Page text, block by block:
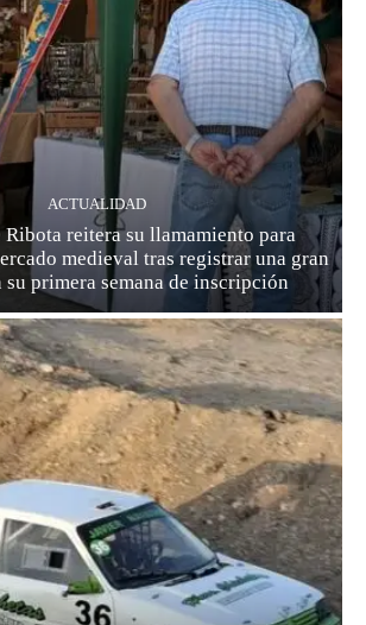
ACTUALIDAD
Ribota reitera su llamamiento para
medieval tras registrar una gran
su primera semana de inscripción